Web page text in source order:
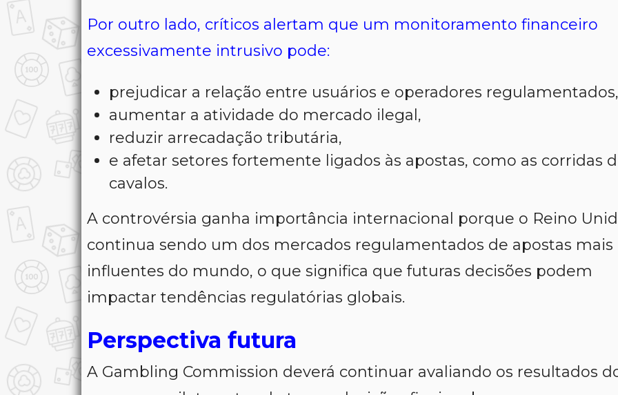
Por outro lado, críticos alertam que um monitoramento financeiro
excessivamente intrusivo pode:
prejudicar a relação entre usuários e operadores regulamentados,
aumentar a atividade do mercado ilegal,
reduzir arrecadação tributária,
e afetar setores fortemente ligados às apostas, como as corridas
cavalos.
A controvérsia ganha importância internacional porque o Reino
continua sendo um dos mercados regulamentados de apostas mais
influentes do mundo, o que significa que futuras decisões podem
impactar tendências regulatórias globais.
Perspectiva futura
A Gambling Commission deverá continuar avaliando os resultados